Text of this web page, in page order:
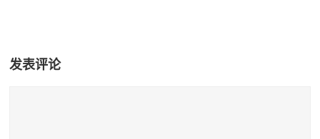
发表评论